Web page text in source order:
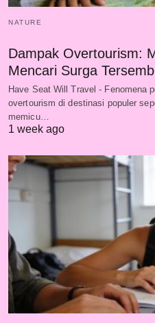
NATURE
Dampak Overtourism:
Mencari Surga
Have Seat Will Travel - Fenomena
overtourism di destinasi populer
memicu…
1 week ago